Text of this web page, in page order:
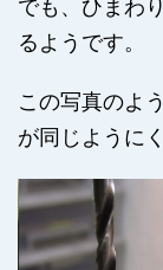
でも、ひまわ
るようです。
この写真のよ
が同じように